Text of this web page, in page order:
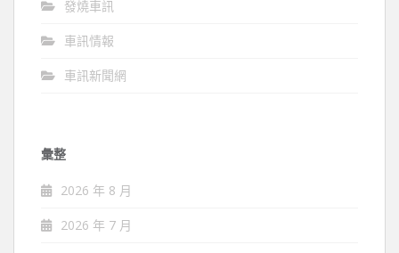
發燒車訊
車訊情報
車訊新聞網
彙整
2026 年 8 月
2026 年 7 月